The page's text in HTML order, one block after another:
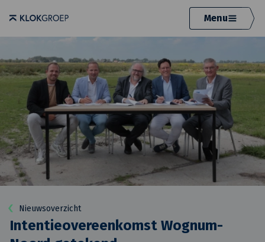
Menu
Nieuwsoverzicht
Intentieovereenkomst Wognum-